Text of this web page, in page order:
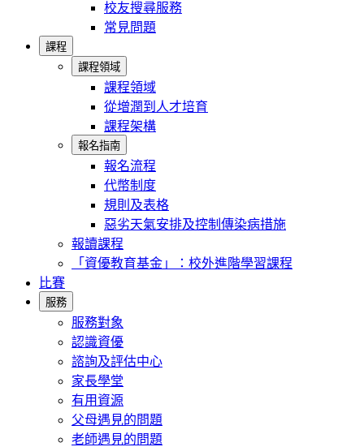
校友搜尋服務
常見問題
課程
課程領域
課程領域
從增潤到人才培育
課程架構
報名指南
報名流程
代幣制度
規則及表格
惡劣天氣安排及控制傳染病措施
報讀課程
「資優教育基金」：校外進階學習課程
比賽
服務
服務對象
認識資優
諮詢及評估中心
家長學堂
有用資源
父母遇見的問題
老師遇見的問題